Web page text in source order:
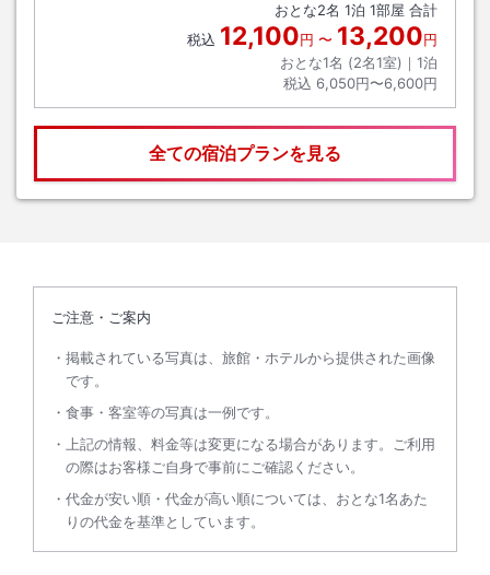
おとな2名 1泊 1部屋 合計
税込 12,100円 〜 13,200円
おとな1名 (2名1室)｜ 1泊
税込 6,050円〜6,600円
全ての宿泊プランを見る
ご注意・ご案内
掲載されている写真は、旅館・ホテルから提供された画像
です。
食事・客室等の写真は一例です。
上記の情報、料金等は変更になる場合があります。ご利用
の際はお客様ご自身で事前にご確認ください。
代金が安い順・代金が高い順については、おとな1名あた
りの代金を基準としています。